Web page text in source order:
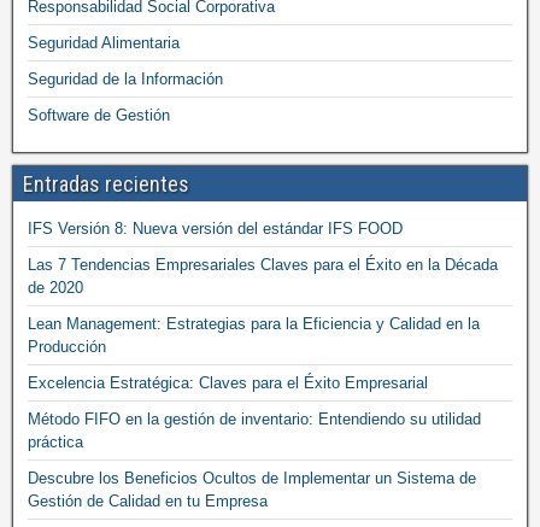
Responsabilidad Social Corporativa
Seguridad Alimentaria
Seguridad de la Información
Software de Gestión
Entradas recientes
IFS Versión 8: Nueva versión del estándar IFS FOOD
Las 7 Tendencias Empresariales Claves para el Éxito en la Década
de 2020
Lean Management: Estrategias para la Eficiencia y Calidad en la
Producción
Excelencia Estratégica: Claves para el Éxito Empresarial
Método FIFO en la gestión de inventario: Entendiendo su utilidad
práctica
Descubre los Beneficios Ocultos de Implementar un Sistema de
Gestión de Calidad en tu Empresa